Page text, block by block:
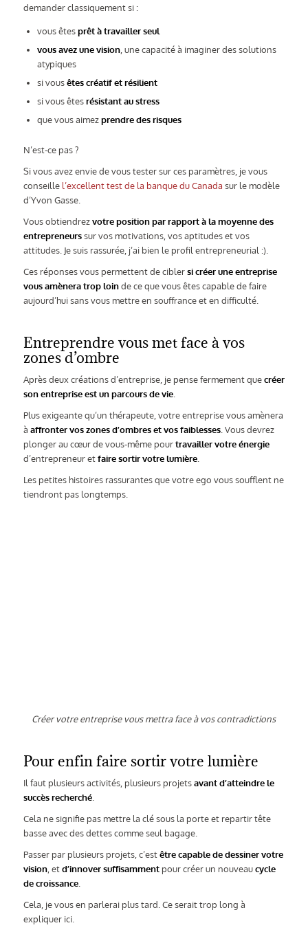
demander classiquement si :
vous êtesprêt à travailler seul
vous avez une vision, une capacité à imaginer des solutions
atypiques
si vousêtes créatif et résilient
si vous êtesrésistant au stress
que vous aimezprendre des risques
N’est-ce pas ?
Si vous avez envie de vous tester sur ces paramètres, je vous
conseille l’excellent test de la banque du Canada sur le modèle
d’Yvon Gasse.
Vous obtiendrezvotre position par rapport à la moyenne des
entrepreneurssur vos motivations, vos aptitudes et vos
attitudes. Je suis rassurée, j’ai bien le profil entrepreneurial :).
Ces réponses vous permettent de ciblersi créer une entreprise
vous amènera trop loinde ce que vous êtes capable de faire
aujourd’hui sans vous mettre en souffrance et en difficulté.
Entreprendre vous met face à vos
zones d’ombre
Après deux créations d’entreprise, je pense fermement quecréer
son entreprise est un parcours de vie.
Plus exigeante qu’un thérapeute, votre entreprise vous amènera
à affronter vos zones d’ombres et vos faiblesses. Vous devrez
plonger au cœur de vous-même pourtravailler votre énergie
d’entrepreneur etfaire sortir votre lumière.
Les petites histoires rassurantes que votre ego vous soufflent ne
tiendront pas longtemps.
Créer votre entreprise vous mettra face à vos contradictions
Pour enfin faire sortir votre lumière
Il faut plusieurs activités, plusieurs projetsavant d’atteindre le
succès recherché.
Cela ne signifie pas mettre la clé sous la porte et repartir tête
basse avec des dettes comme seul bagage.
Passer par plusieurs projets, c’estêtre capable de dessiner votre
vision, etd’innover suffisammentpour créer un nouveaucycle
de croissance.
Cela, je vous en parlerai plus tard. Ce serait trop long à
expliquer ici.